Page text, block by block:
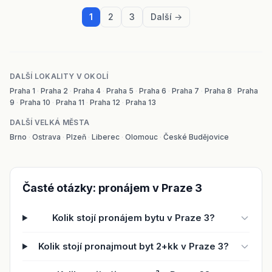
1 2 3 Další →
DALŠÍ LOKALITY V OKOLÍ
Praha 1 · Praha 2 · Praha 4 · Praha 5 · Praha 6 · Praha 7 · Praha 8 · Praha
9 · Praha 10 · Praha 11 · Praha 12 · Praha 13
DALŠÍ VELKÁ MĚSTA
Brno · Ostrava · Plzeň · Liberec · Olomouc · České Budějovice
Časté otázky: pronájem v Praze 3
Kolik stojí pronájem bytu v Praze 3?
Kolik stojí pronajmout byt 2+kk v Praze 3?